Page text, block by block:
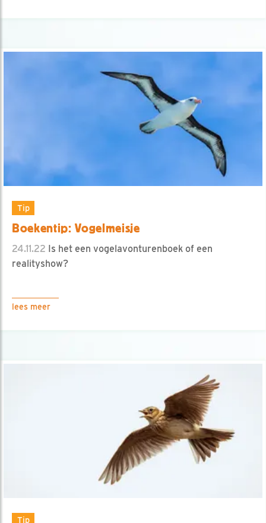
Tip
Boekentip: Vogelmeisje
24.11.22 Is het een vogelavonturenboek of een
realityshow?
lees meer
Tip